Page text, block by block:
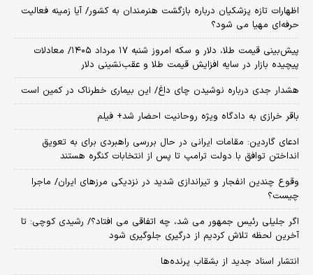
اظهارات تازه پزشکیان درباره بازگشت هنرمندان به کشور/ آیا زمینه فعالیت
حرفه‌ای مهیا می شود؟
پیش‌بینی قیمت طلا، دلار و سکه امروز شنبه ۱۷ مرداد ۱۴۰۵/ معادلات
پیچیده بازار در سایه افزایش قیمت طلا و عقب‌نشینی دلار
هشدار جدی درباره نوشیدن چای داغ/ این بیماری خطرناک در کمین است
باقر خرازی به دادگاه ویژه روحانیت احضار شد+ فیلم
ادعای گاردین: مقامات ایرانی در حال بررسی راهبردی برای به تعویق
انداختن توافق با دولت ترامپ تا پس از انتخابات کنگره هستند
وقوع چندین انفجار و تیراندازی شدید در نزدیکی مرز‌های ایران/ ماجرا
چیست؟
اگر جلیلی رئیس جمهور می شد، چه اتفاقی می افتاد؟/ رشیدی کوچی: تا
آخرین لحظه تلاش کردیم از درگیری جلوگیری شود
انتشار اسناد جدید از بشقاب پرنده‌ها